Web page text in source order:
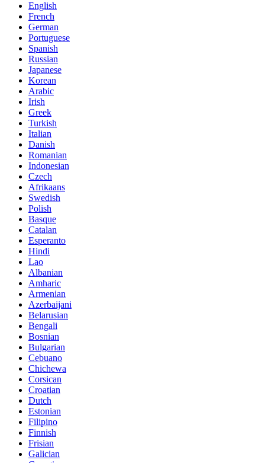
English
French
German
Portuguese
Spanish
Russian
Japanese
Korean
Arabic
Irish
Greek
Turkish
Italian
Danish
Romanian
Indonesian
Czech
Afrikaans
Swedish
Polish
Basque
Catalan
Esperanto
Hindi
Lao
Albanian
Amharic
Armenian
Azerbaijani
Belarusian
Bengali
Bosnian
Bulgarian
Cebuano
Chichewa
Corsican
Croatian
Dutch
Estonian
Filipino
Finnish
Frisian
Galician